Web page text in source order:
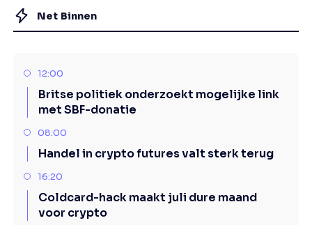
Net Binnen
12:00
Britse politiek onderzoekt mogelijke link
met SBF-donatie
08:00
Handel in crypto futures valt sterk terug
16:20
Coldcard-hack maakt juli dure maand
voor crypto